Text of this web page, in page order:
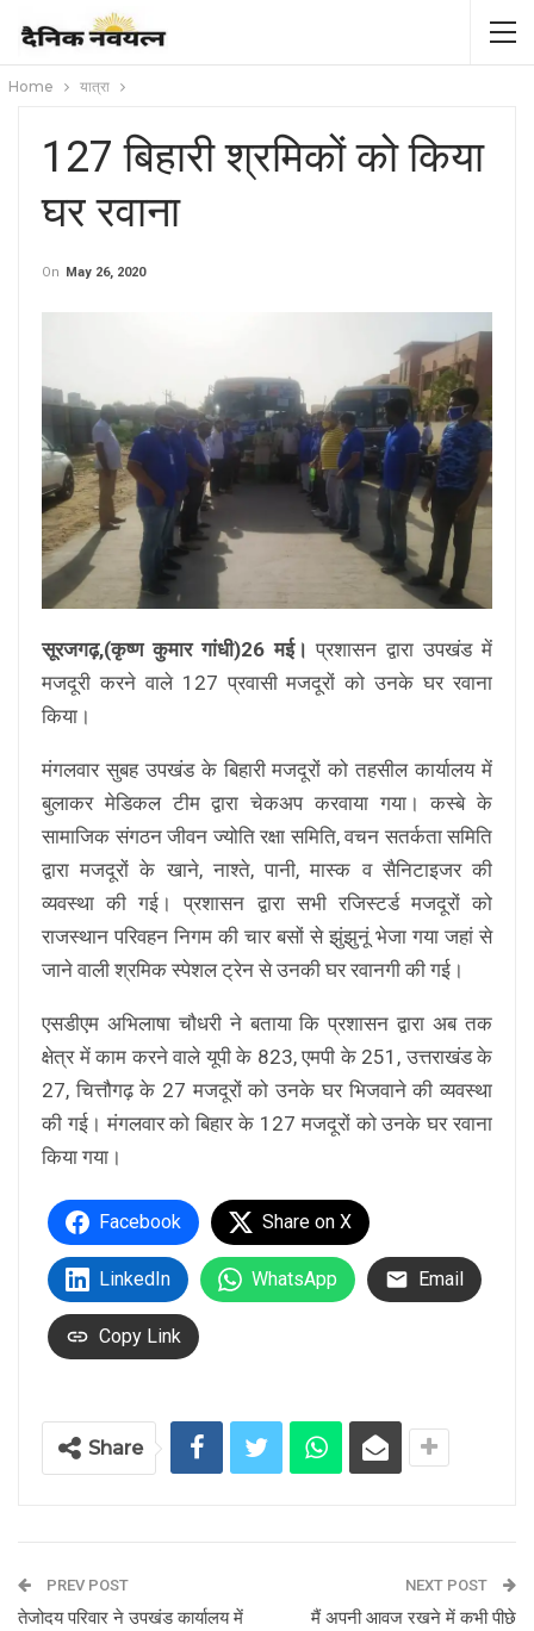
Home यात्रा
127 बिहारी श्रमिकों को किया
घर रवाना
On May 26, 2020
सूरजगढ़,(कृष्ण कुमार गांधी)26 मई। प्रशासन द्वारा उपखंड में
मजदूरी करने वाले 127 प्रवासी मजदूरों को उनके घर रवाना
किया।
मंगलवार सुबह उपखंड के बिहारी मजदूरों को तहसील कार्यालय में
बुलाकर मेडिकल टीम द्वारा चेकअप करवाया गया। कस्बे के
सामाजिक संगठन जीवन ज्योति रक्षा समिति, वचन सतर्कता समिति
द्वारा मजदूरों के खाने, नाश्ते, पानी, मास्क व सैनिटाइजर की
व्यवस्था की गई। प्रशासन द्वारा सभी रजिस्टर्ड मजदूरों को
राजस्थान परिवहन निगम की चार बसों से झुंझुनूं भेजा गया जहां से
जाने वाली श्रमिक स्पेशल ट्रेन से उनकी घर रवानगी की गई।
एसडीएम अभिलाषा चौधरी ने बताया कि प्रशासन द्वारा अब तक
क्षेत्र में काम करने वाले यूपी के 823, एमपी के 251, उत्तराखंड के
27, चित्तौगढ़ के 27 मजदूरों को उनके घर भिजवाने की व्यवस्था
की गई। मंगलवार को बिहार के 127 मजदूरों को उनके घर रवाना
किया गया।
Facebook Share on X
LinkedIn WhatsApp Email
Copy Link
Share
PREV POST
तेजोदय परिवार ने उपखंड कार्यालय में
NEXT POST
मैं अपनी आवज रखने में कभी पीछे